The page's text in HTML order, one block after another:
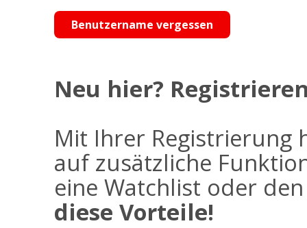
Benutzername vergessen
Neu hier?
Mit Ihrer Registrierung
auf zusätzliche
eine Watchlist oder
diese Vorteile!